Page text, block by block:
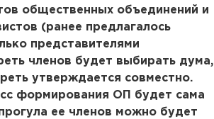
общественных объединений и
(ранее предлагалось
представителями
членов будет выбирать дума,
утверждается совместно.
формирования ОП будет сама
ее членов можно будет